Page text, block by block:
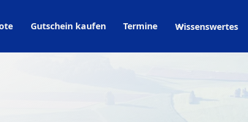
Gutschein kaufen Termine Wissenswertes